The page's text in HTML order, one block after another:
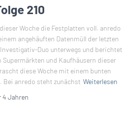
210
Woche die Festplatten voll. anredo
angehäuften Datenmüll der letzten
Duo unterwegs und berichtet
Supermärkten und Kaufhäusern dieser
diese Woche mit einem bunten
Bei anredo steht zunächst Weiterlesen
4 Jahren